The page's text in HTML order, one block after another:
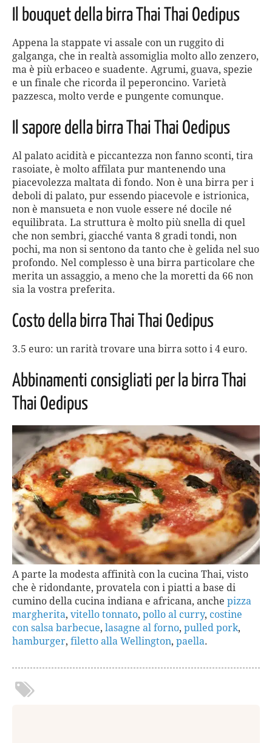
Il bouquet della birra Thai Thai Oedipus
Appena la stappate vi assale con un ruggito di
galganga, che in realtà assomiglia molto allo zenzero,
ma è più erbaceo e suadente. Agrumi, guava, spezie
e un finale che ricorda il peperoncino. Varietà
pazzesca, molto verde e pungente comunque.
Il sapore della birra Thai Thai Oedipus
Al palato acidità e piccantezza non fanno sconti, tira
rasoiate, è molto affilata pur mantenendo una
piacevolezza maltata di fondo. Non è una birra per i
deboli di palato, pur essendo piacevole e istrionica,
non è mansueta e non vuole essere né docile né
equilibrata. La struttura è molto più snella di quel
che non sembri, giacché vanta 8 gradi tondi, non
pochi, ma non si sentono da tanto che è gelida nel suo
profondo. Nel complesso è una birra particolare che
merita un assaggio, a meno che la moretti da 66 non
sia la vostra preferita.
Costo della birra Thai Thai Oedipus
3.5 euro: un rarità trovare una birra sotto i 4 euro.
Abbinamenti consigliati per la birra Thai
Thai Oedipus
A parte la modesta affinità con la cucina Thai, visto
che è ridondante, provatela con i piatti a base di
cumino della cucina indiana e africana, anche pizza
margherita, vitello tonnato, pollo al curry, costine
con salsa barbecue, lasagne al forno, pulled pork,
hamburger, filetto alla Wellington, paella.